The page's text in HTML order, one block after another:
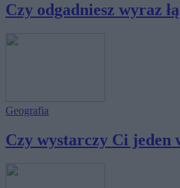
Czy odgadniesz wyraz
Geografia
Czy wystarczy Ci jeden